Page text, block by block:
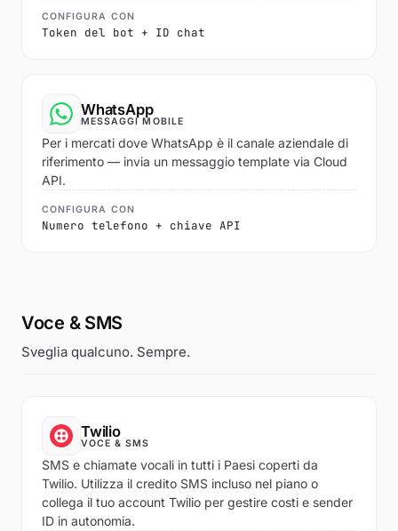
CONFIGURA CON
Token del bot + ID chat
WhatsApp
MESSAGGI MOBILE
Per i mercati dove WhatsApp è il canale aziendale di
riferimento — invia un messaggio template via Cloud
API.
CONFIGURA CON
Numero telefono + chiave API
Voce & SMS
Sveglia qualcuno. Sempre.
Twilio
VOCE & SMS
SMS e chiamate vocali in tutti i Paesi coperti da
Twilio. Utilizza il credito SMS incluso nel piano o
collega il tuo account Twilio per gestire costi e sender
ID in autonomia.